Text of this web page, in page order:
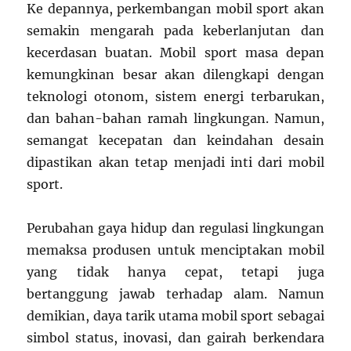
Ke depannya, perkembangan mobil sport akan
semakin mengarah pada keberlanjutan dan
kecerdasan buatan. Mobil sport masa depan
kemungkinan besar akan dilengkapi dengan
teknologi otonom, sistem energi terbarukan,
dan bahan-bahan ramah lingkungan. Namun,
semangat kecepatan dan keindahan desain
dipastikan akan tetap menjadi inti dari mobil
sport.
Perubahan gaya hidup dan regulasi lingkungan
memaksa produsen untuk menciptakan mobil
yang tidak hanya cepat, tetapi juga
bertanggung jawab terhadap alam. Namun
demikian, daya tarik utama mobil sport sebagai
simbol status, inovasi, dan gairah berkendara